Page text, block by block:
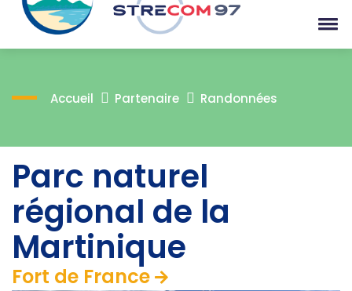
Accueil Partenaire Randonnées
Parc naturel
régional de la
Martinique
Fort de France